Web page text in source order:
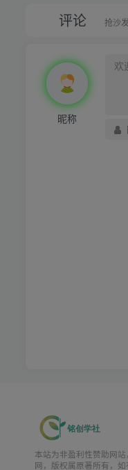
评论 抢沙发
昵称
本站为非盈利性赞助网
网，版权属原著所有，